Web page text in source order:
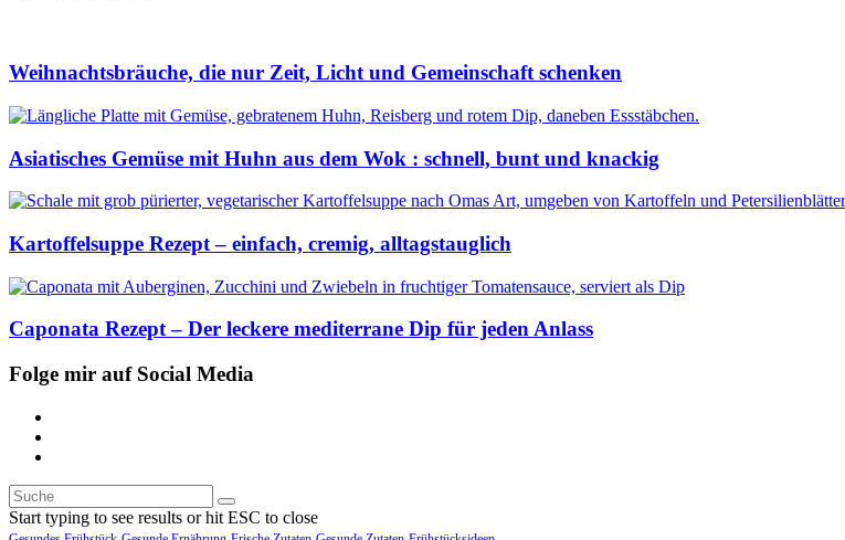
Weihnachtsbräuche, die nur Zeit, Licht und Gemeinschaft schenken
Asiatisches Gemüse mit Huhn aus dem Wok : schnell, bunt und knackig
Kartoffelsuppe Rezept – einfach, cremig, alltagstauglich
Caponata Rezept – Der leckere mediterrane Dip für jeden Anlass
Folge mir auf Social Media
Start typing to see results or hit ESC to close